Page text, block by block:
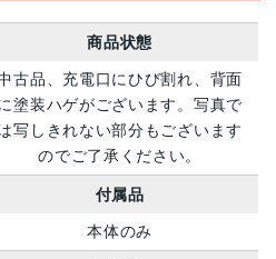
商品状態
古品、充電口にひび割れ、背面
塗装ハゲがございます。写真で
写しきれない部分もございます
のでご了承ください。
付属品
本体のみ